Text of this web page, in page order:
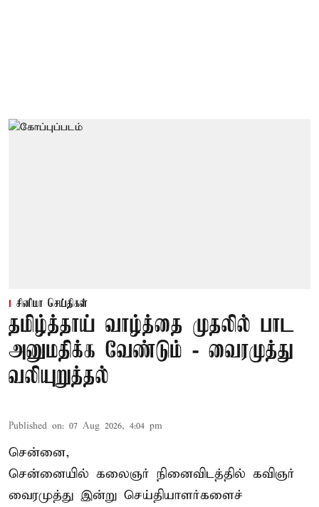
சினிமா செய்திகள்
தமிழ்த்தாய் வாழ்த்தை முதலில் பாட
அனுமதிக்க வேண்டும் - வைரமுத்து
வலியுறுத்தல்
Published on: 07 Aug 2026, 4:04 pm
சென்னை,
சென்னையில் கலைஞர் நினைவிடத்தில் கவிஞர்
வைரமுத்து இன்று செய்தியாளர்களைச்